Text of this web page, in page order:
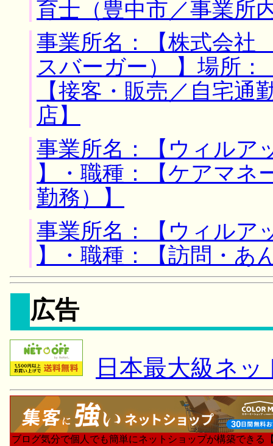
育士（豊中市／事業所
事業所名：【株式会
スバーガー） 】場所
【接客・販売／自宅
店】
事業所名：【ウィルア
】・職種：【ケアマネ
勤務）】
事業所名：【ウィルア
】・職種：【訪問・あ
広告
日本最大級ネ
ブログ気分で個人でも簡単にネットショップが構築できる